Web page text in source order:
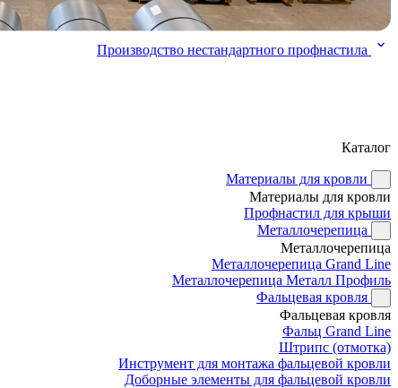
Производство нестандартного профнастила
Каталог
Материалы для кровли
Материалы для кровли
Профнастил для крыши
Металлочерепица
Металлочерепица
Металлочерепица Grand Line
Металлочерепица Металл Профиль
Фальцевая кровля
Фальцевая кровля
Фальц Grand Line
Штрипс (отмотка)
Инструмент для монтажа фальцевой кровли
Доборные элементы для фальцевой кровли